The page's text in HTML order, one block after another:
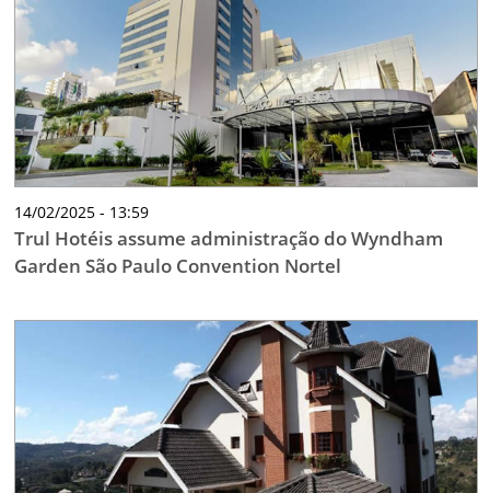
14/02/2025 - 13:59
Trul Hotéis assume administração do Wyndham
Garden São Paulo Convention Nortel